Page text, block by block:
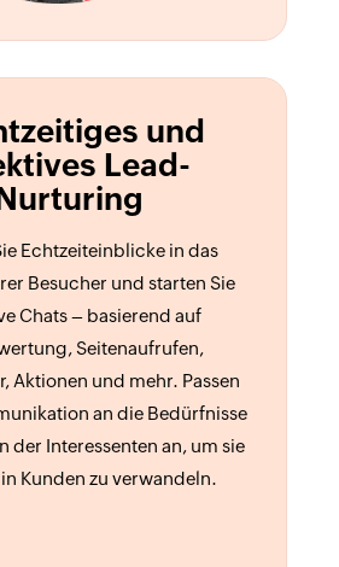
und
Lead-
Echtzeiteinblicke in das
Besucher und starten Sie
Chats – basierend auf
Seitenaufrufen,
Aktionen und mehr. Passen
an die Bedürfnisse
der Interessenten an, um sie
Kunden zu verwandeln.